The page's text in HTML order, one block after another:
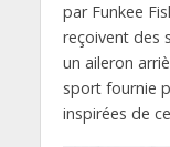
par Funkee
reçoivent des
un aileron
sport fournie
inspirées de